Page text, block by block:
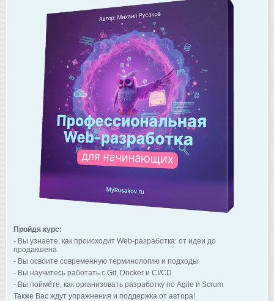
Пройдя курс:
- Вы узнаете, как происходит Web-разработка: от идеи до
продакшена
- Вы освоите современную терминологию и подходы
- Вы научитесь работать с Git, Docker и CI/CD
- Вы поймёте, как организовать разработку по Agile и Scrum
Также Вас ждут упражнения и поддержка от автора!